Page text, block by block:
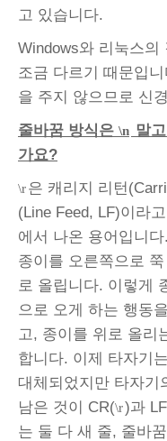
고 있습니다.
Windows와 리눅스의
조금 다르기 때문입
을 주지 않으므로 신
줄바꿈 방식은 \n 말
가요?
\r은 캐리지 리턴
(Line Feed, LF)이라
에서 나온 용어입니
종이를 오른쪽으로
로 올립니다. 이렇게
으로 오게 하는 행동
고, 종이를 위로 올리
합니다. 이제 타자기
대체되었지만 타자기
남은 것이 CR(\r)과
는 둘 다 새 줄, 줄바